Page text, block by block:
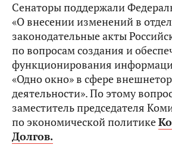
Сенаторы поддержали
«О внесении изменений в
законодательные акты
по вопросам создания и
функционирования
«Одно окно» в сфере
деятельности». По этому
заместитель председателя
по экономической политике
Долгов.